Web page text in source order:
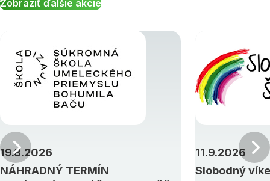
Zobraziť ďalšie akcie
NÁHRADNÝ TERMÍN
19.8.2026
Slobodný
11.9.2026
Predchádzajúci